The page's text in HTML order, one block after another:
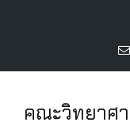
คณะวิทยาศา